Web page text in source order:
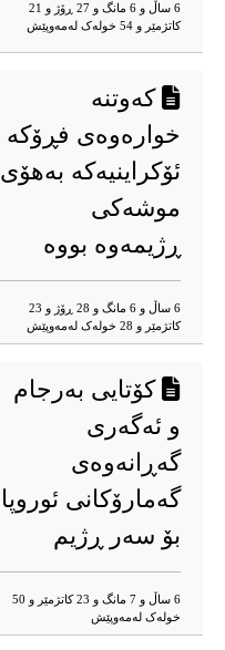
6 ساڵ و 6 مانگ و 27 ڕۆژ و 21
کاتژمێر و 54 خوله‌ک له‌مه‌وپێش‌
که‌وتنه‌
خواره‌وه‌ی فڕۆکه‌
ئۆکراینیه‌که‌ به‌هۆی
موشه‌کی
ڕژیمه‌وه‌ بووه‌
6 ساڵ و 6 مانگ و 28 ڕۆژ و 23
کاتژمێر و 28 خوله‌ک له‌مه‌وپێش‌
کۆتایی بەرجام
و ئەگەری
گەڕانەوەی
گەمارۆکانی ئوروپا
بۆ سه‌ر ڕژیم
6 ساڵ و 7 مانگ و 23 کاتژمێر و 50
خوله‌ک له‌مه‌وپێش‌